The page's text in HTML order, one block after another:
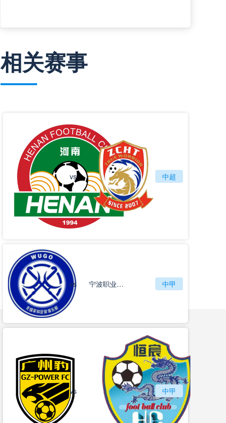
相关赛事
河南队
vs 青岛西海岸
中超
无锡吴钩
vs 宁波职业足球俱乐部 中甲
广州豹
vs 中甲